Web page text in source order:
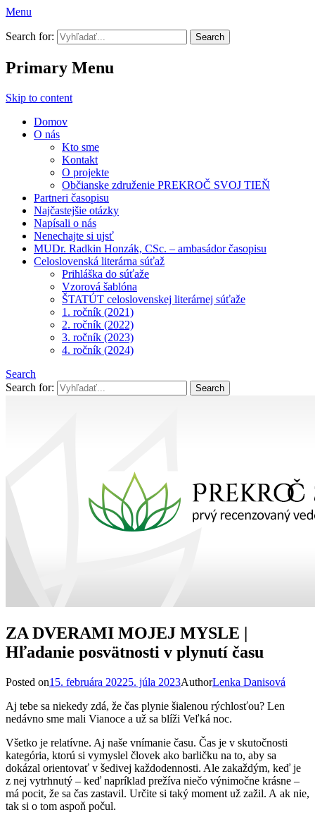
Menu
Prekroč svoj tieň
Search for:
Primary Menu
Skip to content
Domov
O nás
Kto sme
Kontakt
O projekte
Občianske združenie PREKROČ SVOJ TIEŇ
Partneri časopisu
Najčastejšie otázky
Napísali o nás
Nenechajte si ujsť
MUDr. Radkin Honzák, CSc. – ambasádor časopisu
Celoslovenská literárna súťaž
Prihláška do súťaže
Vzorová šablóna
ŠTATÚT celoslovenskej literárnej súťaže
1. ročník (2021)
2. ročník (2022)
3. ročník (2023)
4. ročník (2024)
Search
Search for:
ZA DVERAMI MOJEJ MYSLE |
Hľadanie posvätnosti v plynutí času
Posted on15. februára 20225. júla 2023AuthorLenka Danisová
Aj tebe sa niekedy zdá, že čas plynie šialenou rýchlosťou? Len
nedávno sme mali Vianoce a už sa blíži Veľká noc.
Všetko je relatívne. Aj naše vnímanie času. Čas je v skutočnosti
kategória, ktorú si vymyslel človek ako barličku na to, aby sa
dokázal orientovať v šedivej každodennosti. Ale zakaždým, keď je
z nej vytrhnutý – keď napríklad prežíva niečo výnimočne krásne –
má pocit, že sa čas zastavil. Určite si taký moment už zažil. A ak nie,
tak si o tom aspoň počul.